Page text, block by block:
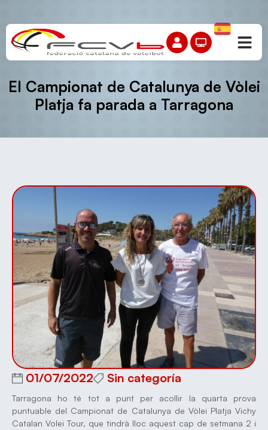
El Campionat de Catalunya de Vòlei
Platja fa parada a Tarragona
01/07/2022 Sin categoría
Tarragona ho té tot a punt per acollir la quarta prova
puntuable del Campionat de Catalunya de Vòlei Platja Vichy
Catalan Volei Tour, que tindrà lloc aquest cap de setmana 2 i